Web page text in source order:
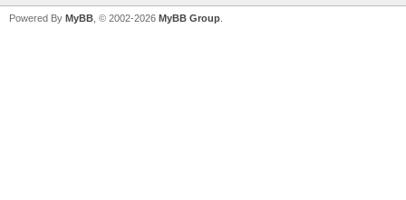
Powered By MyBB , © 2002-2026 MyBB Group